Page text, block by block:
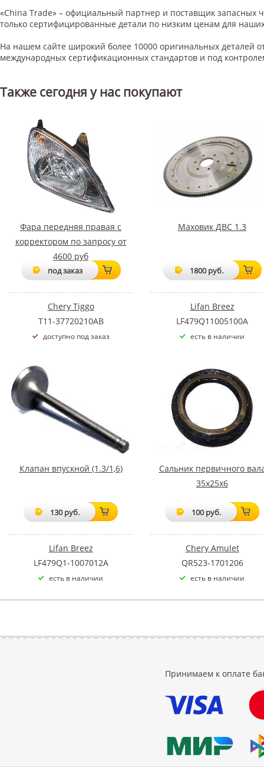
«China Trade» – официальный партнер и поставщик запасных
только сертифицированные детали по низким ценам для
На нашем сайте широкий более 10000 оригинальных деталей
международных сертификационных стандартов и под
Также сегодня у нас покупают
Фара передняя правая с
корректором по запросу от
4600 руб
под заказ
Chery Tiggo
T11-37720210AB
доступно под заказ
Маховик ДВС 1.3
1800 руб.
Lifan Breez
LF479Q11005100A
есть в наличии
Клапан впускной (1.3/1,6)
130 руб.
Lifan Breez
LF479Q1-1007012A
есть в наличии
Сальник первичного
35х25х6
100 руб.
Chery Amulet
QR523-1701206
есть в наличии
Принимаем к оплате